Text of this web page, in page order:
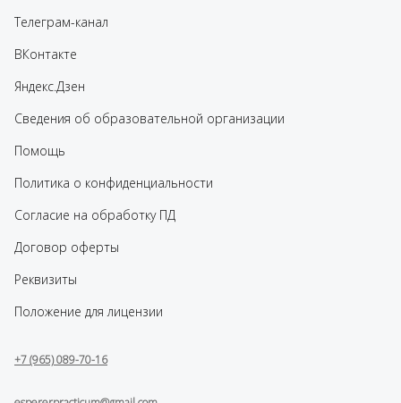
Телеграм-канал
ВКонтакте
Яндекс.Дзен
Сведения об образовательной организации
Помощь
Политика о конфиденциальности
Согласие на обработку ПД
Договор оферты
Реквизиты
Положение для лицензии
+7 (965) 089-70-16